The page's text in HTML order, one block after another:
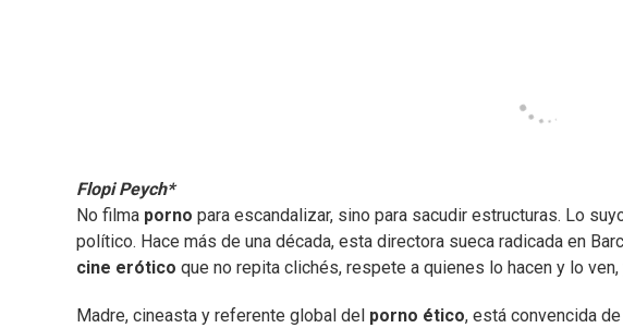
Flopi Peych*
No filma porno para escandalizar, sino para sacudir estructuras. Lo
político. Hace más de una década, esta directora sueca radicada en
cine erótico que no repita clichés, respete a quienes lo hacen y lo
Madre, cineasta y referente global del porno ético, está convencida